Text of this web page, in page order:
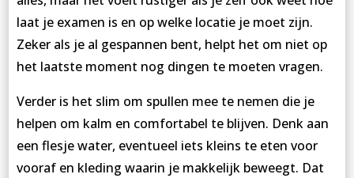
laat je examen is en op welke locatie je moet zijn.
Zeker als je al gespannen bent, helpt het om niet op
het laatste moment nog dingen te moeten vragen.
Verder is het slim om spullen mee te nemen die je
helpen om kalm en comfortabel te blijven. Denk aan
een flesje water, eventueel iets kleins te eten voor
vooraf en kleding waarin je makkelijk beweegt. Dat